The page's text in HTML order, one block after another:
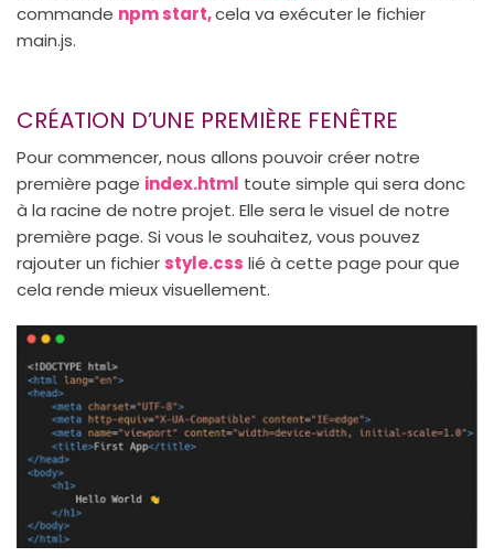
commande npm start,cela va exécuter le fichier
main.js.
CRÉATION D’UNE PREMIÈRE FENÊTRE
Pour commencer, nous allons pouvoir créer notre
première page index.html toute simple qui sera donc
à la racine de notre projet. Elle sera le visuel de notre
première page. Si vous le souhaitez, vous pouvez
rajouter un fichier style.css lié à cette page pour que
cela rende mieux visuellement.